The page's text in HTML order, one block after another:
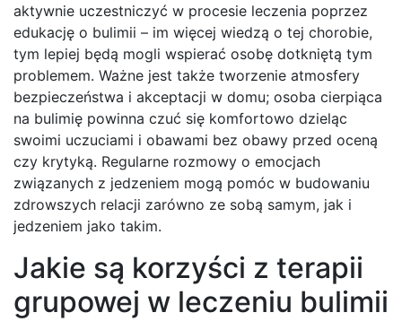
aktywnie uczestniczyć w procesie leczenia poprzez
edukację o bulimii – im więcej wiedzą o tej chorobie,
tym lepiej będą mogli wspierać osobę dotkniętą tym
problemem. Ważne jest także tworzenie atmosfery
bezpieczeństwa i akceptacji w domu; osoba cierpiąca
na bulimię powinna czuć się komfortowo dzieląc
swoimi uczuciami i obawami bez obawy przed oceną
czy krytyką. Regularne rozmowy o emocjach
związanych z jedzeniem mogą pomóc w budowaniu
zdrowszych relacji zarówno ze sobą samym, jak i
jedzeniem jako takim.
Jakie są korzyści z terapii
grupowej w leczeniu bulimii